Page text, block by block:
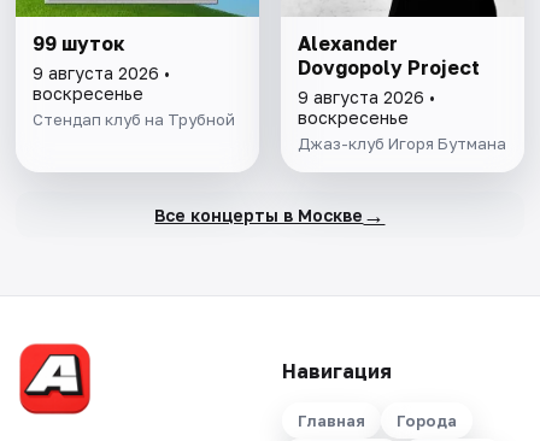
99 шуток
9 августа 2026 •
воскресенье
Стендап клуб на Трубной
Alexander
Dovgopoly Project
9 августа 2026 •
воскресенье
Джаз-клуб Игоря Бутмана
Все концерты в Москве →
Навигация
Главная Города